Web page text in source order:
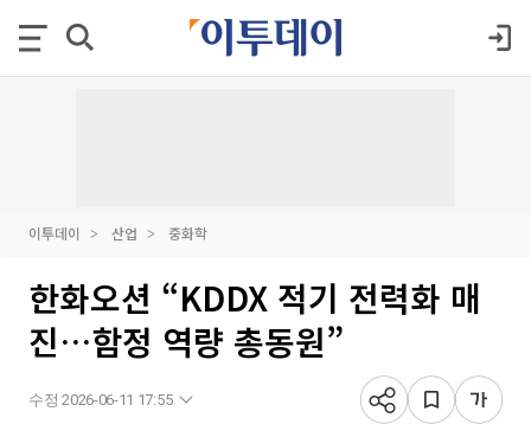
이투데이 산업 중화학
한화오션 “KDDX 적기 전력화 매
진…함정 역량 총동원”
수정 2026-06-11 17:55